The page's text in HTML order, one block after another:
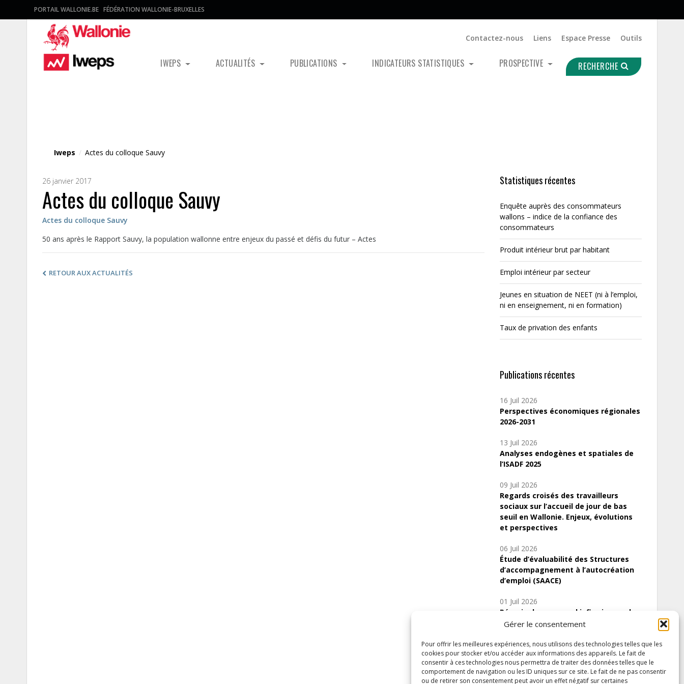
Gérer le consentement
Pour offrir les meilleures expériences, nous utilisons des technologies telles que les
cookies pour stocker et/ou accéder aux informations des appareils. Le fait de
consentir à ces technologies nous permettra de traiter des données telles que le
comportement de navigation ou les ID uniques sur ce site. Le fait de ne pas consentir
ou de retirer son consentement peut avoir un effet négatif sur certaines
PORTAIL WALLONIE.BE FÉDÉRATION WALLONIE-BRUXELLES
Contactez-nous Liens Espace Presse Outils
IWEPS ACTUALITÉS PUBLICATIONS INDICATEURS STATISTIQUES PROSPECTIVE RECHERCHE
Iweps / Actes du colloque Sauvy
26 janvier 2017
Actes du colloque Sauvy
Actes du colloque Sauvy
50 ans après le Rapport Sauvy, la population wallonne entre enjeux du passé et défis du futur – Actes
RETOUR AUX ACTUALITÉS
Statistiques récentes
Enquête auprès des consommateurs
wallons – indice de la confiance des
consommateurs
Produit intérieur brut par habitant
Emploi intérieur par secteur
Jeunes en situation de NEET (ni à l’emploi,
ni en enseignement, ni en formation)
Taux de privation des enfants
Publications récentes
16 Juil 2026
Perspectives économiques régionales
2026-2031
13 Juil 2026
Analyses endogènes et spatiales de
l’ISADF 2025
09 Juil 2026
Regards croisés des travailleurs
sociaux sur l’accueil de jour de bas
seuil en Wallonie. Enjeux, évolutions
et perspectives
06 Juil 2026
Étude d’évaluabilité des Structures
d’accompagnement à l’autocréation
d’emploi (SAACE)
01 Juil 2026
Pénurie du personnel infirmier :quels
indicateurs d’offre de soins pour
Inscrivez-vous à notre newsletter